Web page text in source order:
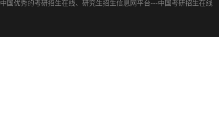
中国优秀的考研招生在线、 研究生招生信息网 平台---中国考研招生在线